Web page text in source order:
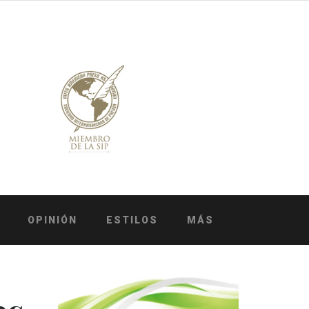
OPINIÓN ESTILOS MÁS